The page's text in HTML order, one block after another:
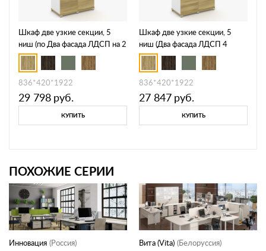
Шкаф две узкие секции, 5
ниш (по Два фасада ЛДСП на 2
и 3 ниши ) CN.STU-525 A
836*420*1922
29 798 руб.
КУПИТЬ
Шкаф две узкие секции, 5
ниш (Два фасада ЛДСП 4
ниши ), CN.STU-526 A
836*420*1922
27 847 руб.
КУПИТЬ
ПОХОЖИЕ СЕРИИ
Инновация (Россия) Вита (Vita) (Белоруссия)